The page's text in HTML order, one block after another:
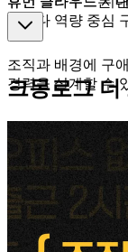
계보다 역량 중심
조직과 배경에 구
경력을 설계할 수
크몽로그 더